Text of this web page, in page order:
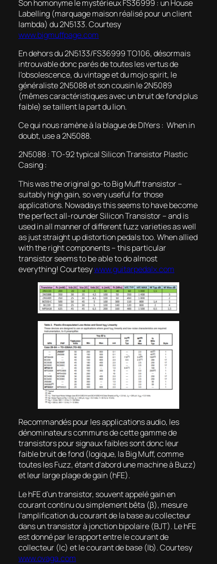
Son homonyme le mystérieux FS36999 : unHouse
Labelling (marquage maison réalisé pour un client
lambda) du 2N5133.Courtesy
www.bigmuffpage.com
En dehors du 2N5133/FS36999 TO106, désormais
introuvable donc parés de toutes les vertus de
l’obsolescence, du vintage et dumojo spirit, le
généraliste 2N5088 et son cousin le 2N5089
(mêmes caractéristiques avec un bruit de fond plus
faible) se taillent la part du lion.
Ce qui nous ramène à la blague de DIYers : When in
doubt, use a 2N5088.
2N5088 : TO-92 typical Silicon Transistor Plastic
Casing :
This was the original go-to Big Muff transistor –
suitably high gain, so very useful for those
applications. Nowadays this seems to have become
the perfect all-rounder Silicon Transistor – and is
used in all manner of different fuzz varieties as well
as just straight up distortion pedals too. When allied
with the right components – this particular
transistor seems to be able to do almost
everything! Courtesywww.guitarpedalx.com
Recommandés pour les applications audio, les
dénominateurs communs de cette gamme de
transistors pour signaux faibles sont donc leur
faible bruit de fond (logique, la Big Muff, comme
toutes les Fuzz, étant d’abord une machine à Buzz)
et leur large plage de gain (hFE).
Le hFE d’un transistor, souvent appelé gain en
courant continu ou simplement bêta (β), mesure
l’amplification du courant de la base au collecteur
dans un transistor à jonction bipolaire (BJT). Le hFE
est donné par le rapport entre le courant de
collecteur (Ic) et le courant de base (Ib). Courtesy
www.ovaga.com